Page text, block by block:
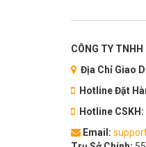
CÔNG TY TNHH
Địa Chỉ Giao
Hotline Đặt
Hotline CSKH:
Email: